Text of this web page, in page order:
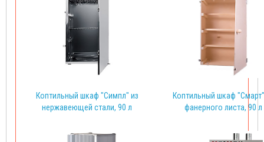
Коптильный шкаф "Симпл" из
нержавеющей стали, 90 л
Коптильный шкаф
фанерного листа, 90 л